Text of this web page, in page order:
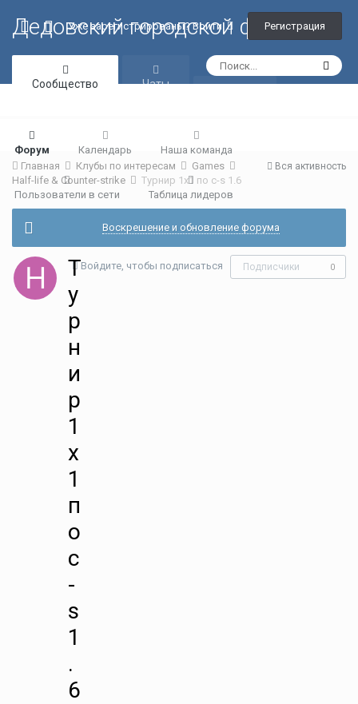
Дедовский городской форум
Уже зарегистрированы? Войти Регистрация
Сообщество
Форум Календарь Наша команда
Пользователи в сети Таблица лидеров
Чаты
Вся активность
Главная Клубы по интересам
Games
Half-life & Counter-strike
Турнир 1х1 по c-s 1.6
Воскрешение и обновление форума
Войдите, чтобы подписаться Подписчики 0
Т
у
р
н
и
р
1
х
1
п
о
c
-
s
1
.
6